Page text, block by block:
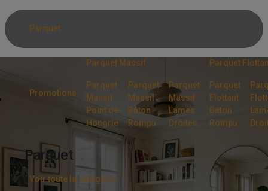
Panneau de gestion des cookies
Parquet
Promotions
Parquet Massif
Parquet
Massif
Point de
Hongrie
Parquet
Massif
Bâton
Rompu
Parquet
Massif
Lames
Droites
Parquet
Parquet
Flottant
Bâton
Rompu
Parquet
Voir toute la catégorie